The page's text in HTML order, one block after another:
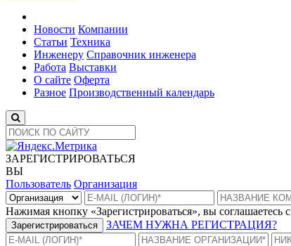
Новости Компании
Статьи Техника
Инженеру Справочник инженера
Работа Выставки
О сайте Оферта
Разное Производственный календарь
ЗАРЕГИСТРИРОВАТЬСЯ
ВЫ
Пользователь Организация
Нажимая кнопку «Зарегистрироваться», вы соглашаетесь с
Зарегистрироваться ЗАЧЕМ НУЖНА РЕГИСТРАЦИЯ?